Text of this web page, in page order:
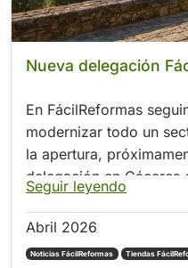
Nueva delegación
En FácilReformas
modernizar todo un
la apertura,
delegación en Cáceres
Seguir leyendo
Abril 2026
Noticias FácilReformas Tiendas